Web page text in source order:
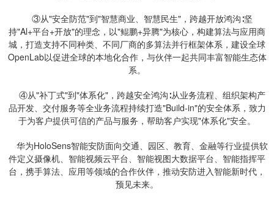
③从"安全防范"到"智慧商业、智慧民生"，跨越开放鸿沟∶坚
持"Al+平台+开放"的理念，以"鲲鹏+异腾"为核心，构建算法与应用商
城，打造支持不同种类、不同厂商的多算法并行框架体系，建设全球
OpenLab以促进全球的本地化合作，与伙伴一起共同丰富智能生态体
系。
④从"补丁式"到"体系化"，跨越安全鸿沟∶从业务流程、组织架构产
品开发、交付服务等全业务流程持续打造"Build-in"的安全体系，致力
于为客户提供可信的产品与服务，帮助客户实现"体系化"安全。
华为HoloSens智能安防面向交通、园区、教育、金融等行业提供软
件定义摄像机、智能视频云平台、智能视图大数据平台、智能指挥平
台，携手算法、应用等领域的合作伙伴，推动安防进入智能新时代，
预见未来。